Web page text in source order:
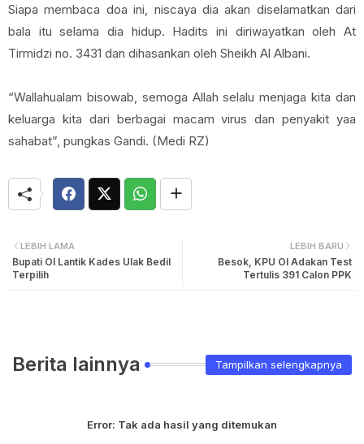
Siapa membaca doa ini, niscaya dia akan diselamatkan dari
bala itu selama dia hidup. Hadits ini diriwayatkan oleh At
Tirmidzi no. 3431 dan dihasankan oleh Sheikh Al Albani.
“Wallahualam bisowab, semoga Allah selalu menjaga kita dan
keluarga kita dari berbagai macam virus dan penyakit yaa
sahabat”, pungkas Gandi. (Medi RZ)
LEBIH BARU
Besok, KPU OI Adakan Test
Tertulis 391 Calon PPK
LEBIH LAMA
Bupati OI Lantik Kades Ulak Bedil
Terpilih
Berita lainnya Tampilkan selengkapnya
Error: Tak ada hasil yang ditemukan